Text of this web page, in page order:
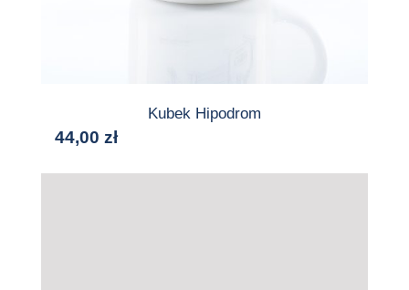
Kubek Hipodrom
44,00 zł